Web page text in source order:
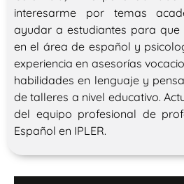
interesarme por temas
ayudar a estudiantes para que
en el área de español y
experiencia en asesorías
habilidades en lenguaje y
de talleres a nivel educativo.
del equipo profesional de
Español en IPLER.